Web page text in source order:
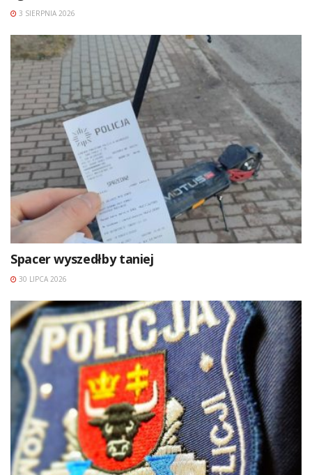
3 SIERPNIA 2026
Spacer wyszedłby taniej
30 LIPCA 2026